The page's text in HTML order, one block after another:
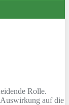
Rolle.
Auswirkung auf die